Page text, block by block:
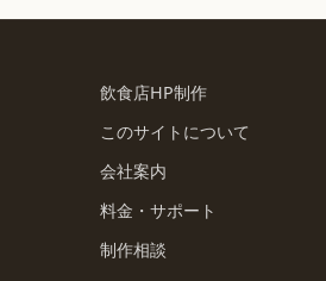
飲食店HP制作
このサイトについて
会社案内
料金・サポート
制作相談